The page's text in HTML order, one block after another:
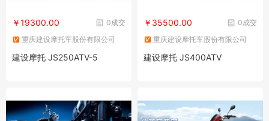
0成交
￥19300.00
重庆建设摩托车股份有限公司
建设摩托 JS250ATV-5
0成交
￥35500.00
重庆建设摩托车股份有限公司
建设摩托 JS400ATV